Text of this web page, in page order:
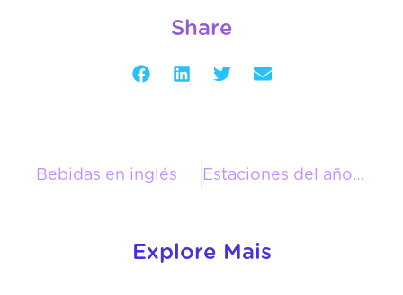
Share
Bebidas en inglés Estaciones del año en inglés
Explore Mais